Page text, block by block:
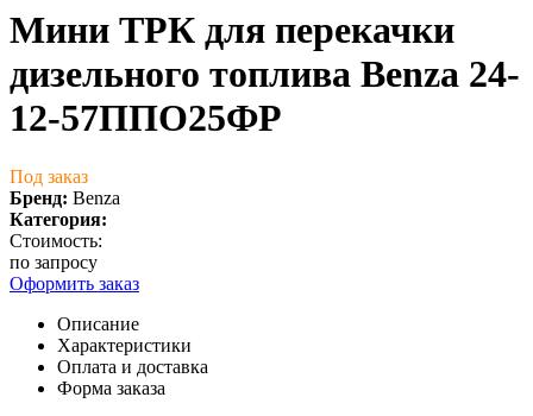
Мини ТРК для перекачки
дизельного топлива Benza 24-
12-57ППО25ФР
Под заказ
Бренд: Benza
Категория:
Стоимость:
по запросу
Оформить заказ
Описание
Характеристики
Оплата и доставка
Форма заказа